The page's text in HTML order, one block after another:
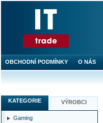
KATEGORIE VÝROBCI
Gaming
OBCHODNÍ PODMÍNKY O NÁS